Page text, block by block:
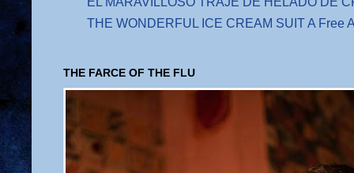
THE WONDERFUL ICE CREAM SUIT A Free
THE FARCE OF THE FLU